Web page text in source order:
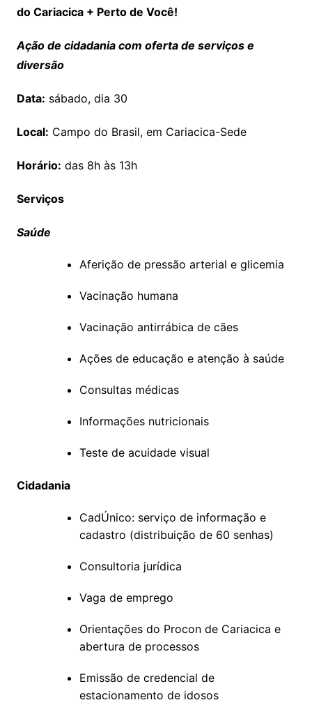
do Cariacica + Perto de Você!
Ação de cidadania com oferta de serviços e
diversão
Data: sábado, dia 30
Local: Campo do Brasil, em Cariacica-Sede
Horário: das 8h às 13h
Serviços
Saúde
Aferição de pressão arterial e glicemia
Vacinação humana
Vacinação antirrábica de cães
Ações de educação e atenção à saúde
Consultas médicas
Informações nutricionais
Teste de acuidade visual
Cidadania
CadÚnico: serviço de informação e
cadastro (distribuição de 60 senhas)
Consultoria jurídica
Vaga de emprego
Orientações do Procon de Cariacica e
abertura de processos
Emissão de credencial de
estacionamento de idosos